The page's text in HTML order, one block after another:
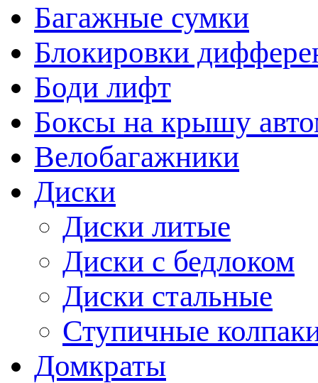
Багажные сумки
Блокировки
Боди лифт
Боксы на крышу
Велобагажники
Диски
Диски литые
Диски с бедлоком
Диски стальные
Ступичные
Домкраты